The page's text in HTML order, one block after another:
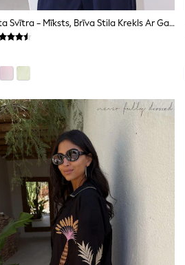
Zila/balta Svītra - Mīksts, Brīva Stila Krekls Ar Garām Piedurknēm